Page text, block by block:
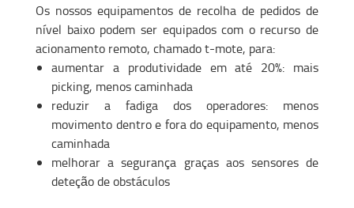
Os nossos equipamentos de recolha de pedidos de
nível baixo podem ser equipados com o recurso de
acionamento remoto, chamado t-mote, para:
aumentar a produtividade em até 20%: mais
picking, menos caminhada
reduzir a fadiga dos operadores: menos
movimento dentro e fora do equipamento, menos
caminhada
melhorar a segurança graças aos sensores de
deteção de obstáculos